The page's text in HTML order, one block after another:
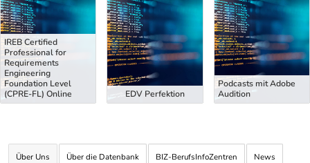
IREB Certified
Professional for
Requirements
Engineering
Foundation Level
(CPRE-FL) Online
EDV Perfektion
Podcasts mit Adobe
Audition
Über Uns Über die Datenbank BIZ-BerufsInfoZentren News